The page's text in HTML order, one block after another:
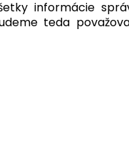
informácie
teda